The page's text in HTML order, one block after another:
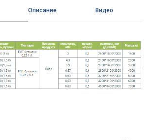
Описание Видео